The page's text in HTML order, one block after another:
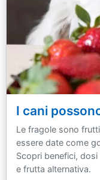
I cani
Le fragole sono
essere date come
Scopri benefici,
e frutta alternativa.